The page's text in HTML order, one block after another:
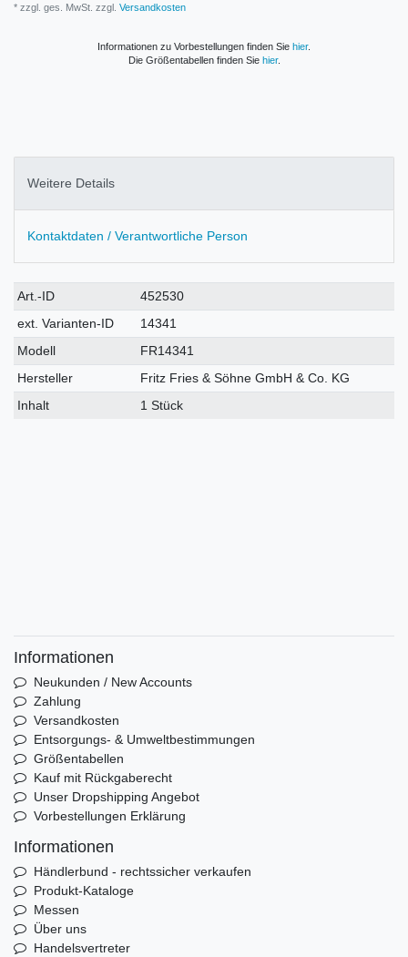
* zzgl. ges. MwSt. zzgl. Versandkosten
Informationen zu Vorbestellungen finden Sie hier.
Die Größentabellen finden Sie hier.
Weitere Details
Kontaktdaten / Verantwortliche Person
Technisches
Merkmal
Wert
Art.-ID
452530
ext. Varianten-ID
14341
Modell
FR14341
Hersteller
Fritz Fries & Söhne GmbH & Co. KG
Inhalt
1 Stück
Informationen
Neukunden / New Accounts
Zahlung
Versandkosten
Entsorgungs- & Umweltbestimmungen
Größentabellen
Kauf mit Rückgaberecht
Unser Dropshipping Angebot
Vorbestellungen Erklärung
Informationen
Händlerbund - rechtssicher verkaufen
Produkt-Kataloge
Messen
Über uns
Handelsvertreter